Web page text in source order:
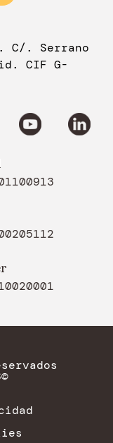
C/. Serrano
CIF G-